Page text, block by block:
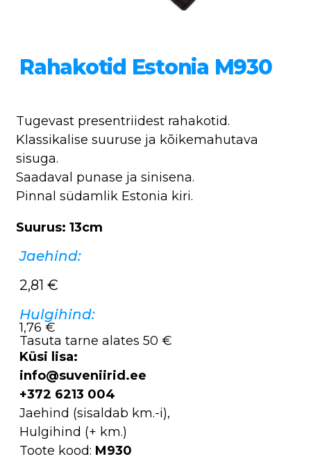
Rahakotid Estonia M930
Tugevast presentriidest rahakotid.
Klassikalise suuruse ja kõikemahutava
sisuga.
Saadaval punase ja sinisena.
Pinnal südamlik Estonia kiri.
Suurus: 13cm
Jaehind:
2,81 €
Hulgihind:
1,76 €
Tasuta tarne alates 50 €
Küsi lisa:
info@suveniirid.ee
+372 6213 004
Jaehind (sisaldab km.-i),
Hulgihind (+ km.)
Toote kood: M930